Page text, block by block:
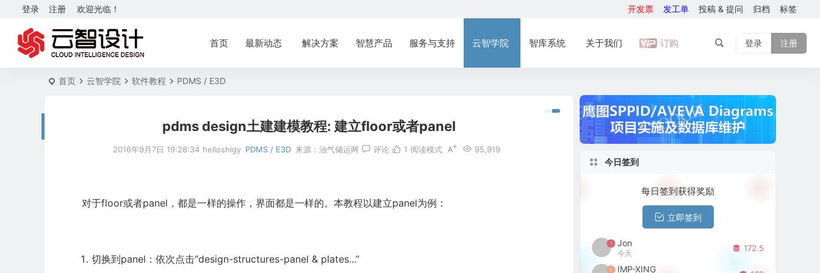
欢迎光临！
登录 注册 开发票 发工单 投稿 & 提问 归档 标签
首页 最新动态 解决方案 智慧产品 服务与支持 云智学院 智库系统 关于我们 订购 登录 注册
首页 云智学院 软件教程 PDMS / E3D
pdms design土建建模教程: 建立floor或者panel
2016年9月7日 19:28:34 helloshigy PDMS / E3D 来源： 油气储运网 评论 95,919
1 阅读模式
对于floor或者panel，都是一样的操作，界面都是一样的。本教程以建立panel为例：
切换到panel：依次点击“design-structures-panel & plates...”
今日签到
每日签到获得奖励
立即签到
1 Jon
今天
172.5
2 IMP-XING